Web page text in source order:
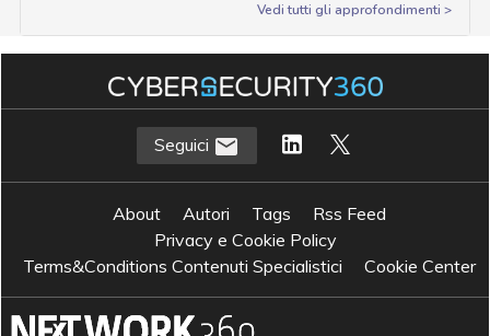
Vedi tutti gli approfondimenti >
Seguici
About Autori Tags
Rss Feed
Privacy e Cookie Policy
Terms&Conditions Contenuti Specialistici
Cookie Center